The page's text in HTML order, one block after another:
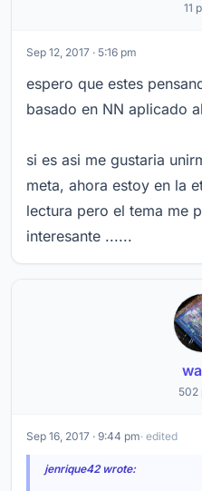
11
Sep 12, 2017 · 5:16 pm
espero que estes
basado en NN aplicado
si es asi me gustaria
meta, ahora estoy en la
lectura pero el tema me
interesante ......
502
Sep 16, 2017 · 9:44 pm· edited
jenrique42 wrote: